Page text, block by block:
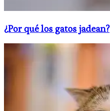
¿Por qué los gatos jadean?